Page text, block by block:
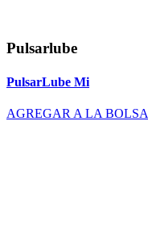
Pulsarlube
PulsarLube Mi
AGREGAR A LA BOLSA